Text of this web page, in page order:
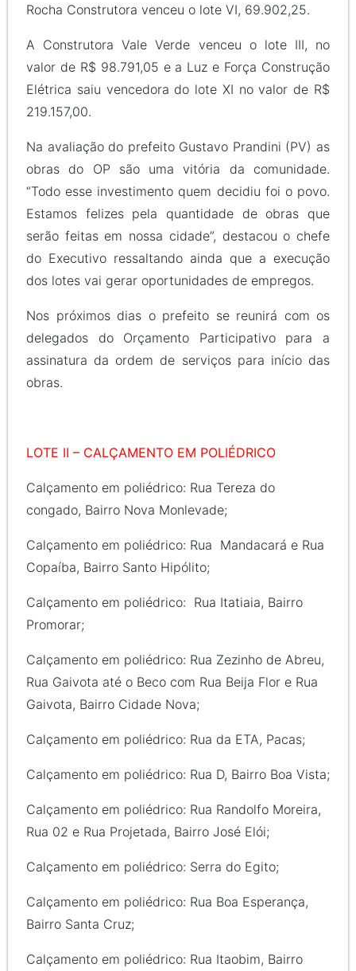
Rocha Construtora venceu o lote VI, 69.902,25.
A Construtora Vale Verde venceu o lote III, no
valor de R$ 98.791,05 e a Luz e Força Construção
Elétrica saiu vencedora do lote XI no valor de R$
219.157,00.
Na avaliação do prefeito Gustavo Prandini (PV) as
obras do OP são uma vitória da comunidade.
“Todo esse investimento quem decidiu foi o povo.
Estamos felizes pela quantidade de obras que
serão feitas em nossa cidade”, destacou o chefe
do Executivo ressaltando ainda que a execução
dos lotes vai gerar oportunidades de empregos.
Nos próximos dias o prefeito se reunirá com os
delegados do Orçamento Participativo para a
assinatura da ordem de serviços para início das
obras.
LOTE II – CALÇAMENTO EM POLIÉDRICO
Calçamento em poliédrico: Rua Tereza do
congado, Bairro Nova Monlevade;
Calçamento em poliédrico: Rua Mandacará e Rua
Copaíba, Bairro Santo Hipólito;
Calçamento em poliédrico: Rua Itatiaia, Bairro
Promorar;
Calçamento em poliédrico: Rua Zezinho de Abreu,
Rua Gaivota até o Beco com Rua Beija Flor e Rua
Gaivota, Bairro Cidade Nova;
Calçamento em poliédrico: Rua da ETA, Pacas;
Calçamento em poliédrico: Rua D, Bairro Boa Vista;
Calçamento em poliédrico: Rua Randolfo Moreira,
Rua 02 e Rua Projetada, Bairro José Elói;
Calçamento em poliédrico: Serra do Egito;
Calçamento em poliédrico: Rua Boa Esperança,
Bairro Santa Cruz;
Calçamento em poliédrico: Rua Itaobim, Bairro